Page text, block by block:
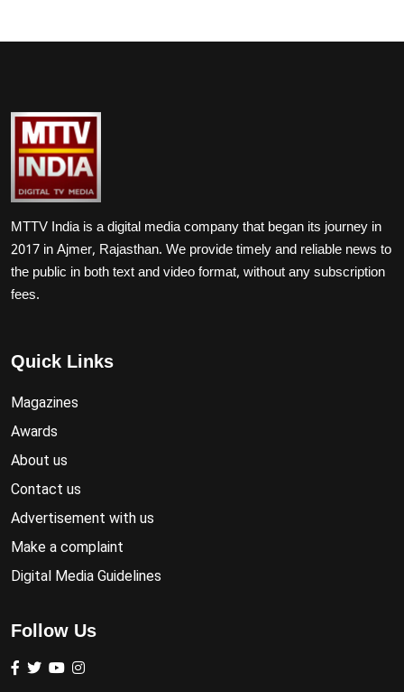
MTTV India is a digital media company that began its journey in
2017 in Ajmer, Rajasthan. We provide timely and reliable news to
the public in both text and video format, without any subscription
fees.
Quick Links
Magazines
Awards
About us
Contact us
Advertisement with us
Make a complaint
Digital Media Guidelines
Follow Us